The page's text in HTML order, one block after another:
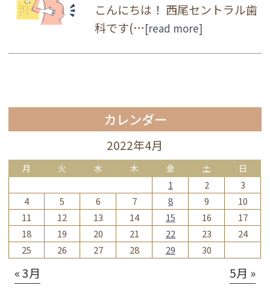
こんにちは！ 西尾セントラル歯
科です(…[read more]
カレンダー
2022年4月
月 火 水 木 金 土 日
1 2
3
4
5 6 7 8 9
10
11
12 13 14 15 16
17
18
19 20 21 22 23
24
25
26 27 28 29 30
« 3月 5月 »